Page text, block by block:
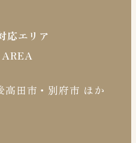
応エリア
高田市・別府市 ほか